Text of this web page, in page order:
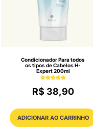
Condicionador Para todos
os tipos de Cabelos H-
Expert 200ml
R$ 38,90
ADICIONAR AO CARRINHO